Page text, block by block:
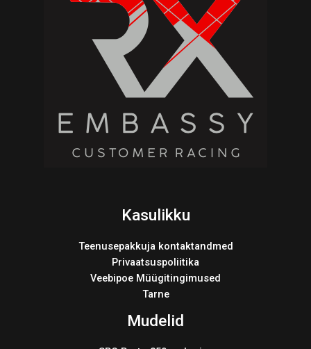
Kasulikku
Teenusepakkuja kontaktandmed
Privaatsuspoliitika
Veebipoe Müügitingimused
Tarne
Mudelid